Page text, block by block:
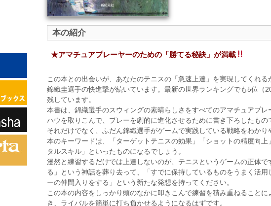
本の紹介
★アマチュアプレーヤーのための「勝てる秘訣」が満載
この本との出会いが、あなたのテニスの「急速上達」を実現してくれる
錦織圭選手の快進撃が続いています。最新の世界ランキングでも5位（
残しています。
本書は、錦織選手のスウィングの素晴らしさをすべてのアマチュアプ
ハウを取りこんで、プレーを劇的に進化させるために書き下ろしたもの
それだけでなく、ふだん錦織選手がゲームで実践している戦略をわか
本のキーワードは、「ターゲットテニスの効果」「ショットの精度向
タルスキル」といったものになるでしょう。
漫然と練習するだけでは上達しないのが、テニスというゲームの正体
る」という神話を葬り去って、「すでに保持しているものをうまく活
ーの仲間入りをする」という新たな発想を持ってください。
この本の内容をしっかり頭のなかに叩きこんで練習を積み重ねること
き、ライバルを簡単に打ち負かせるようになるはずです。